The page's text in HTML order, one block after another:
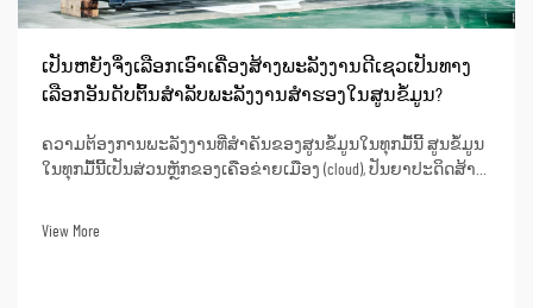
ເປັນຫຍັງຈຶ່ງເລືອກເອົາເຄື່ອງສ້າງພະລັງງານດີເຊວເປັນທາງ
ເລືອກອັນດັບຕົ້ນສຳລັບພະລັງງານສຳຮອງໃນສູນຂໍ້ມູນ?
ຄວາມຕ້ອງການພະລັງງານທີ່ສຳຄັນຂອງສູນຂໍ້ມູນໃນທຸກມື້ນີ້ ສູນຂໍ້ມູນ
ໃນທຸກມື້ນີ້ເປັນສ່ວນຫຼັກຂອງເຄືອຂ່າຍເມືອງ (cloud), ປັນຍາປະດິດສ້າງ
View More